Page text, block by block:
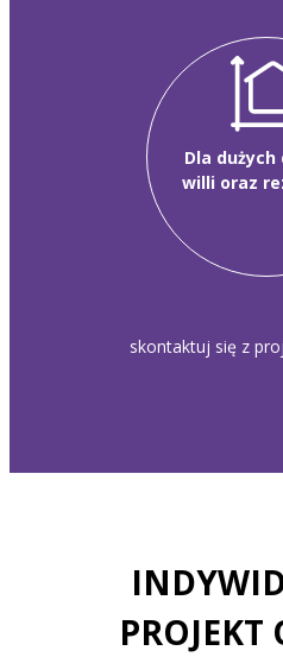
Dla dużych
willi oraz
skontaktuj się z
PROJEKT